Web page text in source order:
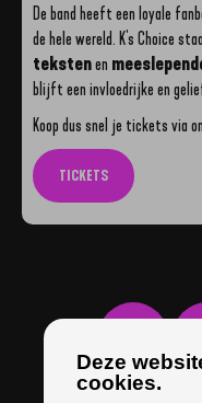
De band heeft een loyale
de hele wereld. K's Choice
tekstenen
blijft een invloedrijke en
Koop dus snel je tickets via
TICKETS
Deze
cookies.